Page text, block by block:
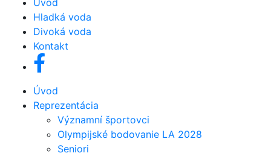
Hladká voda
Divoká voda
Kontakt
Úvod
Reprezentácia
Významní športovci
Olympijské bodovanie LA 2028
Seniori